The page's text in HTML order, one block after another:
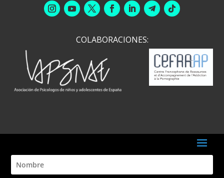
COLABORACIONES: